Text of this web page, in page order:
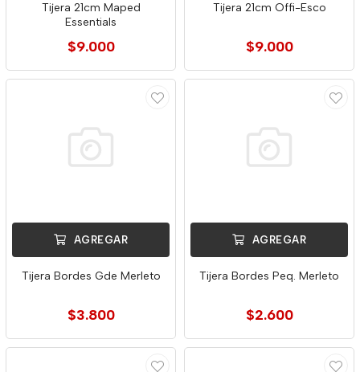
Tijera 21cm Maped
Essentials
$9.000
Tijera 21cm Offi-Esco
$9.000
AGREGAR
Tijera Bordes Gde Merleto
$3.800
AGREGAR
Tijera Bordes Peq. Merleto
$2.600